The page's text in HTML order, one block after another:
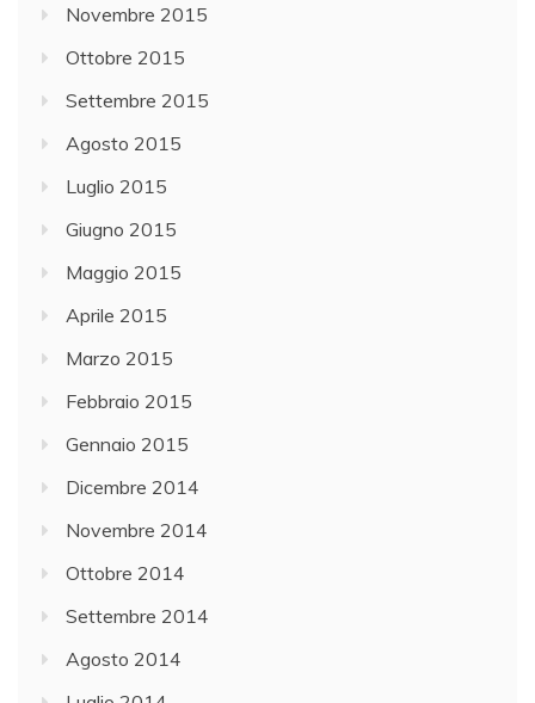
Novembre 2015
Ottobre 2015
Settembre 2015
Agosto 2015
Luglio 2015
Giugno 2015
Maggio 2015
Aprile 2015
Marzo 2015
Febbraio 2015
Gennaio 2015
Dicembre 2014
Novembre 2014
Ottobre 2014
Settembre 2014
Agosto 2014